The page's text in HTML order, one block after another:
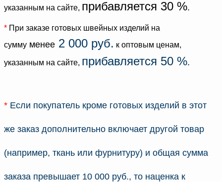
указанным на сайте, прибавляется 30 %.
* При заказе готовых швейных изделий на
сумму менее 2 000 руб. к оптовым ценам,
указанным на сайте, прибавляется 50 %.
* Если покупатель кроме готовых изделий в этот
же заказ дополнительно включает другой товар
(например, ткань или фурнитуру) и общая сумма
заказа превышает 10 000 руб., то наценка к